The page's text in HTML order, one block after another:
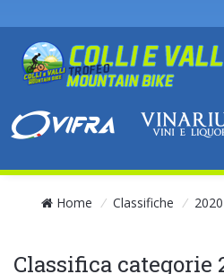
Home / Classifiche / 2020
Classifica categorie